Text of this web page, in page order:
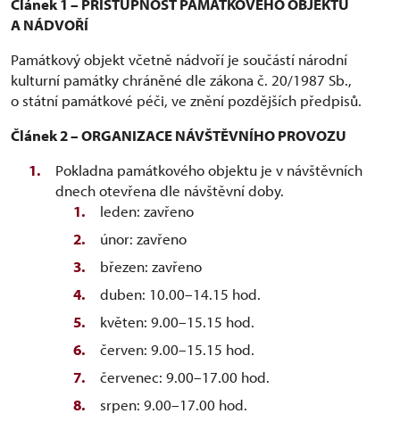
Článek 1 – PŘÍSTUPNOST PAMÁTKOVÉHO OBJEKTU
A NÁDVOŘÍ
Památkový objekt včetně nádvoří je součástí národní
kulturní památky chráněné dle zákona č. 20/1987 Sb.,
o státní památkové péči, ve znění pozdějších předpisů.
Článek 2 – ORGANIZACE NÁVŠTĚVNÍHO PROVOZU
Pokladna památkového objektu je v návštěvních
dnech otevřena dle návštěvní doby.
leden: zavřeno
únor: zavřeno
březen: zavřeno
duben: 10.00–14.15 hod.
květen: 9.00–15.15 hod.
červen: 9.00–15.15 hod.
červenec: 9.00–17.00 hod.
srpen: 9.00–17.00 hod.